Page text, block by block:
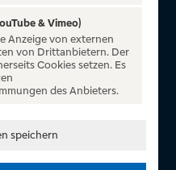
Raiffeisenbanken. Auf
Sie Tickets für
und Shows, die
League und die
& Vimeo)
Anzeige von externen
von Drittanbietern. Der
Cookies setzen. Es
des Anbieters.
speichern